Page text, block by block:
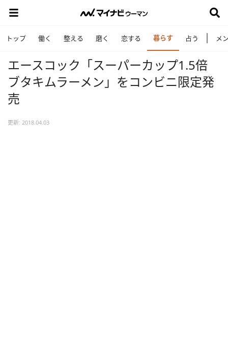
トップ 働く 整える 磨く 恋する 暮らす 占う メ
エースコック「スーパーカップ1.5倍
ブタキムラーメン」をコンビニ限定発
売
更新: 2018.04.03